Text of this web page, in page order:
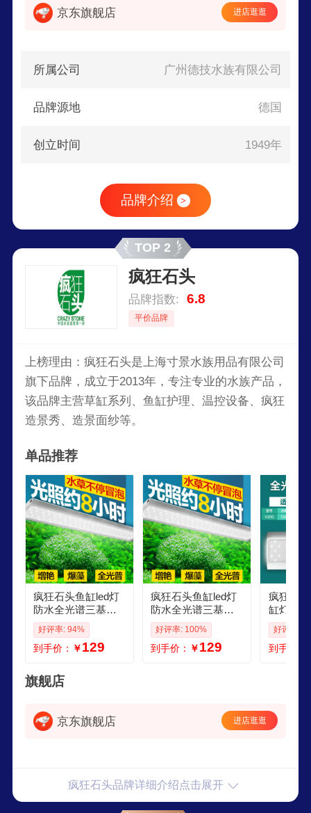
京东旗舰店 进店逛逛
所属公司 广州德技水族有限公司
品牌源地 德国
创立时间 1949年
品牌介绍 >
TOP 2
疯狂石头
品牌指数: 6.8
平价品牌
上榜理由：疯狂石头是上海寸景水族用品有限公司
旗下品牌，成立于2013年，专注专业的水族产品，
该品牌主营草缸系列、鱼缸护理、温控设备、疯狂
造景秀、造景面纱等。
单品推荐
疯狂石头鱼缸led灯
防水全光谱三基色
增艳水草灯堪比尼
特利水草灯 全光谱L
ED水草灯V200带无
好评率: 94%
到手价： ￥129
疯狂石头鱼缸led灯
防水全光谱三基色
增艳水草灯堪比尼
特利水草灯 全光谱L
ED水草灯V200带无
好评率: 100%
到手价： ￥129
疯狂石
缸灯led
照明灯
小型增
灯 水草
好评率:
到手价：
旗舰店
京东旗舰店 进店逛逛
疯狂石头品牌详细介绍点击展开